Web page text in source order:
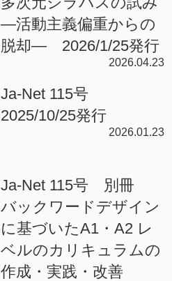
—活動主義偏重からの
脱却— 2026/1/25発行
2026.04.23
Ja-Net 115号
2025/10/25発行
2026.01.23
Ja-Net 115号 別冊
バックワードデザイン
に基づいたA1・A2 レ
ベルのカリキュラムの
作成・実践・改善